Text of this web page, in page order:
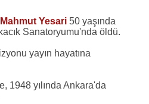
Mahmut Yesari 50 yaşında
Sanatoryumu'nda öldü.
yayın hayatına
1948 yılında Ankara'da